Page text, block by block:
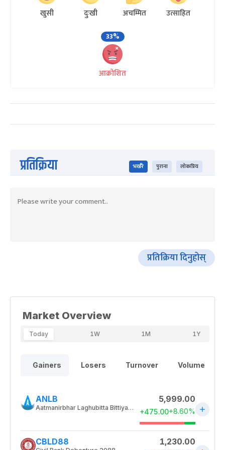
खुसी दुःखी अचम्मित
उत्साहित
33%
आक्रोशित
प्रतिक्रिया भर्खरै पुराना लोकप्रिय
प्रतिक्रिया दिनुहोस्